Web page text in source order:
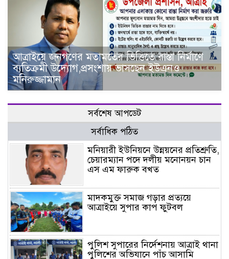
আত্রাইয়ে জনগণের মতামতের ভিত্তিতে রাস্তা নির্মাণে
ব্যতিক্রমী উদ্যোগ,প্রসংশায় ভাসছেন ইউএনও
মনিরুজ্জামান
সর্বশেষ আপডেট
সর্বাধিক পঠিত
মনিয়ারী ইউনিয়নে উন্নয়নের প্রতিশ্রুতি,
চেয়ারম্যান পদে দলীয় মনোনয়ন চান
এস এম ফারুক বখত
মাদকমুক্ত সমাজ গড়ার প্রত্যয়ে
আত্রাইয়ে সুপার কাপ ফুটবল
পুলিশ সুপারের নির্দেশনায় আত্রাই থানা
পুলিশের অভিযানে পাঁচ আসামি